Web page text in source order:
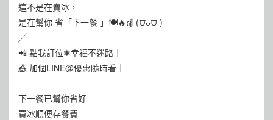
這不是在賣冰，
是在幫你 省「下一餐 」🍽️🔥ദ്ദി (⩌ᴗ⩌ )
╱
📲 點我訂位❅幸福不迷路｜
🎪 加個LINE@優惠隨時看｜
下一餐已幫你省好
買冰順便存餐費